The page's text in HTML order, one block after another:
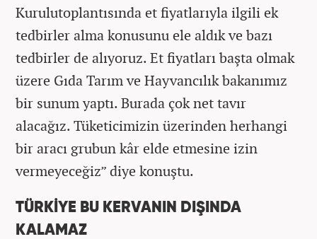
Kurulutoplantısında et fiyatlarıyla ilgili ek
tedbirler alma konusunu ele aldık ve bazı
tedbirler de alıyoruz. Et fiyatları başta olmak
üzere Gıda Tarım ve Hayvancılık bakanımız
bir sunum yaptı. Burada çok net tavır
alacağız. Tüketicimizin üzerinden herhangi
bir aracı grubun kâr elde etmesine izin
vermeyeceğiz” diye konuştu.
TÜRKİYE BU KERVANIN DIŞINDA
KALAMAZ